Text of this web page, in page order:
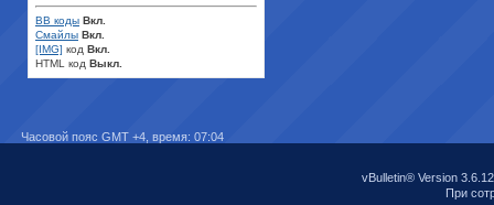
BB коды Вкл.
Смайлы Вкл.
[IMG] код Вкл.
HTML код Выкл.
Часовой пояс GMT +4, время: 07:04
vBulletin® Version
При